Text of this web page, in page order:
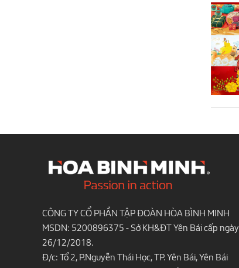
CÔNG TY CỔ PHẦN TẬP ĐOÀN HÒA BÌNH MINH
MSDN: 5200896375 - Sở KH&ĐT Yên Bái cấp ngày
26/12/2018.
Đ/c: Tổ 2, P.Nguyễn Thái Học, TP. Yên Bái, Yên Bái